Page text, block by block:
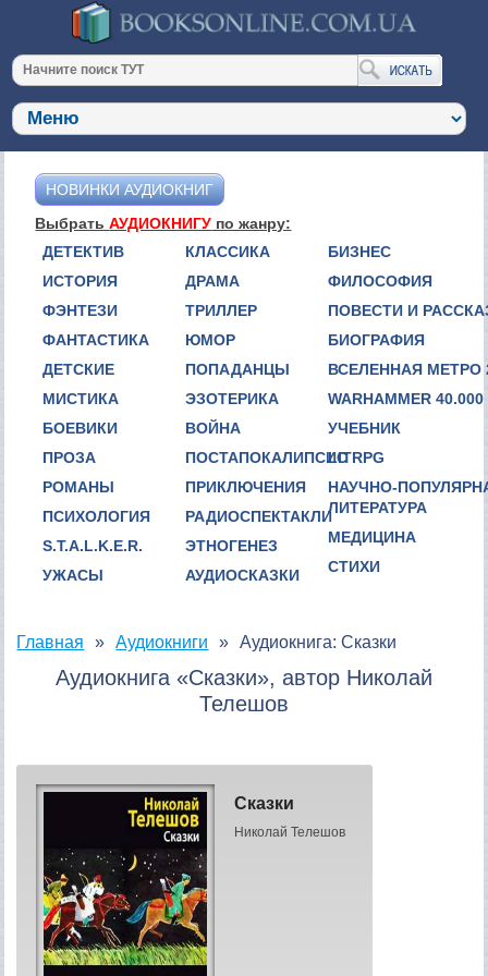
НОВИНКИ АУДИОКНИГ
ВыбратьАУДИОКНИГУ по жанру:
ДЕТЕКТИВ
ИСТОРИЯ
ФЭНТЕЗИ
ФАНТАСТИКА
ДЕТСКИЕ
МИСТИКА
БОЕВИКИ
ПРОЗА
РОМАНЫ
ПСИХОЛОГИЯ
S.T.A.L.K.E.R.
УЖАСЫ
КЛАССИКА
ДРАМА
ТРИЛЛЕР
ЮМОР
ПОПАДАНЦЫ
ЭЗОТЕРИКА
ВОЙНА
ПОСТАПОКАЛИПСИС
ПРИКЛЮЧЕНИЯ
РАДИОСПЕКТАКЛИ
ЭТНОГЕНЕЗ
АУДИОСКАЗКИ
БИЗНЕС
ФИЛОСОФИЯ
ПОВЕСТИ И
БИОГРАФИЯ
ВСЕЛЕННАЯ МЕТРО
WARHAMMER 40.000
УЧЕБНИК
LITRPG
НАУЧНО-
ЛИТЕРАТУРА
МЕДИЦИНА
СТИХИ
Главная Аудиокниги Аудиокнига: Сказки
Аудиокнига «Сказки», автор Николай
Телешов
Сказки
Николай Телешов